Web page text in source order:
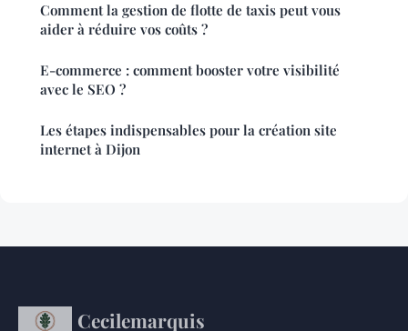
Comment la gestion de flotte de taxis peut vous
aider à réduire vos coûts ?
E-commerce : comment booster votre visibilité
avec le SEO ?
Les étapes indispensables pour la création site
internet à Dijon
Cecilemarquis